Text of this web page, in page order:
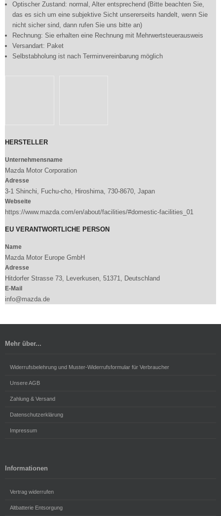
Optischer Zustand: normal, Alter entsprechend (Bitte beachten Sie,
das es sich um eine subjektive Sicht unsererseits handelt, wenn Sie
nicht sicher sind, dann rufen Sie uns bitte an)
Rechnung: Sie erhalten eine Rechnung mit Mehrwertsteuerausweis
Versandart: Paket
Selbstabholung ist nach Terminvereinbarung möglich
HERSTELLER
Unternehmensname
Mazda Motor Corporation
Adresse
3-1 Shinchi, Fuchu-cho, Hiroshima, 730-8670, Japan
Webseite
https://www.mazda.com/en/about/facilities/#domestic-facilities_01
EU VERANTWORTLICHE PERSON
Name
Mazda Motor Europe GmbH
Adresse
Hitdorfer Strasse 73, Leverkusen, 51371, Deutschland
E-Mail
info@mazda.de
Mehr über...
Widerrufsbelehrung und Muster-Widerrufsformular für Verbraucher
Unsere AGB
Zahlung & Versand
Datenschutzerklärung
Impressum
Informationen
Vertrag widerrufen
Altbatterie Entsorgung